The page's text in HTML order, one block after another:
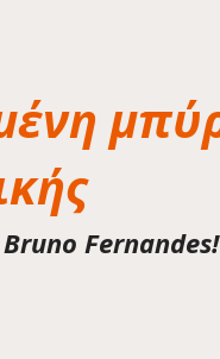
Fernandes!